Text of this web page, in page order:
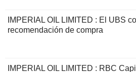
IMPERIAL OIL LIMITED : El UBS
recomendación de compra
IMPERIAL OIL LIMITED : RBC